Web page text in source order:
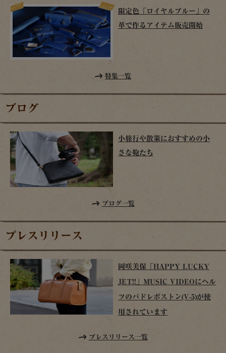
限定色「ロイヤルブルー」の
革で作るアイテム販売開始
特集一覧
ブログ
小旅行や散策におすすめの小
さな鞄たち
ブログ一覧
プレスリリース
岡咲美保「HAPPY LUCKY
JET!!」MUSIC VIDEOにヘル
ツのパドレボストン(V-5)が使
用されています
プレスリリース一覧